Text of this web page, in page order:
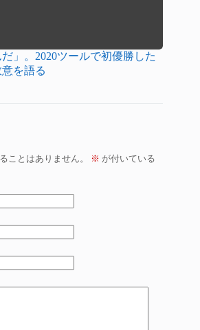
」。2020ツールで初優勝した
を語る
ことはありません。 ※ が付いている